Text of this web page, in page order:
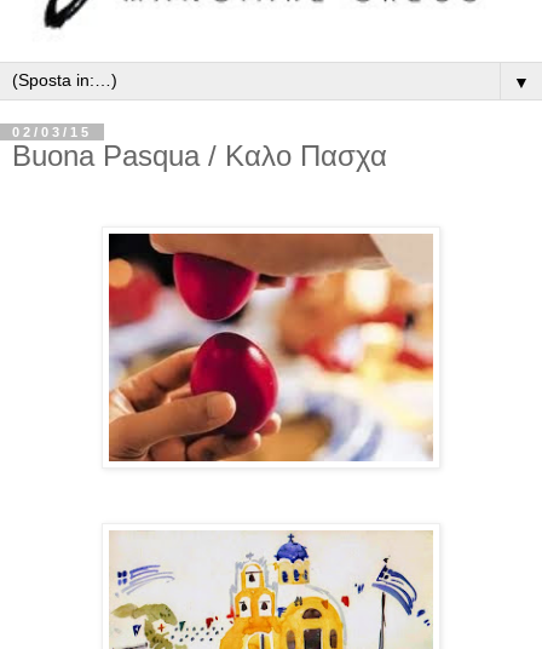
▼
02/03/15
Buona Pasqua / Καλο Πασχα